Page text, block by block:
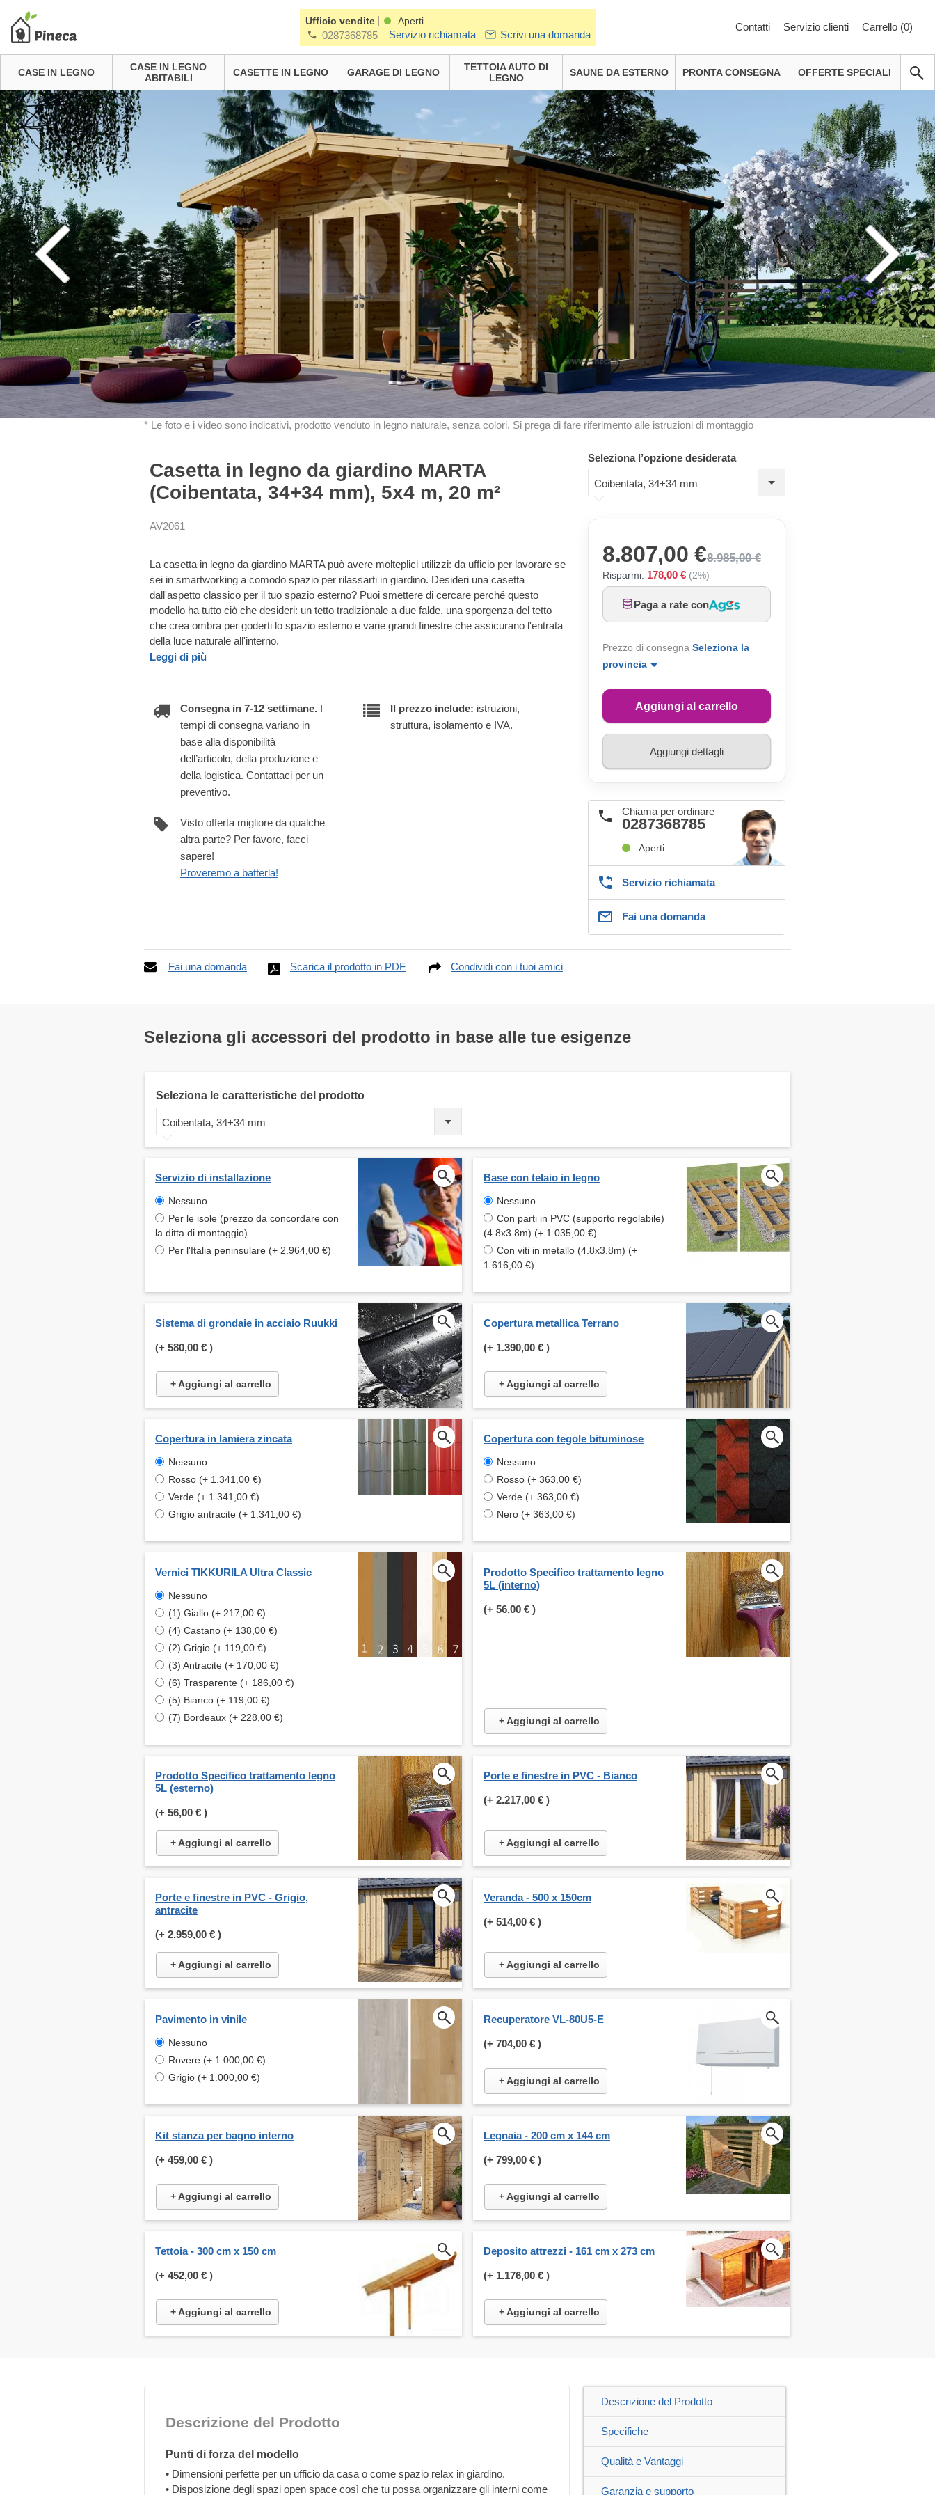
Ufficio vendite Aperti
0287368785 Servizio richiamata Scrivi una domanda
Contatti Servizio clienti Carrello (0)
CASE IN LEGNO
CASE IN LEGNO
ABITABILI
CASETTE IN LEGNO GARAGE DI LEGNO
TETTOIA AUTO DI
LEGNO
SAUNE DA ESTERNO PRONTA CONSEGNA OFFERTE SPECIALI
* Le foto e i video sono indicativi, prodotto venduto in legno naturale, senza colori. Si prega di fare riferimento alle istruzioni di montaggio
Casetta in legno da giardino MARTA
(Coibentata, 34+34 mm), 5x4 m, 20 m²
AV2061
La casetta in legno da giardino MARTA può avere molteplici utilizzi: da ufficio per lavorare se
sei in smartworking a comodo spazio per rilassarti in giardino. Desideri una casetta
dall'aspetto classico per il tuo spazio esterno? Puoi smettere di cercare perché questo
modello ha tutto ciò che desideri: un tetto tradizionale a due falde, una sporgenza del tetto
che crea ombra per goderti lo spazio esterno e varie grandi finestre che assicurano l'entrata
della luce naturale all'interno.
Leggi di più
Consegna in 7-12 settimane. I
tempi di consegna variano in
base alla disponibilità
dell’articolo, della produzione e
della logistica. Contattaci per un
preventivo.
Il prezzo include: istruzioni,
struttura, isolamento e IVA.
Visto offerta migliore da qualche
altra parte? Per favore, facci
sapere!
Proveremo a batterla!
Seleziona l’opzione desiderata
Coibentata, 34+34 mm
8.807,00 €8.985,00 €
Risparmi: 178,00 € (2%)
Paga a rate con
Prezzo di consegna Seleziona la
provincia
Aggiungi al carrello
Aggiungi dettagli
Chiama per ordinare
0287368785
Aperti
Servizio richiamata
Fai una domanda
Fai una domanda Scarica il prodotto in PDF Condividi con i tuoi amici
Seleziona gli accessori del prodotto in base alle tue esigenze
Seleziona le caratteristiche del prodotto
Coibentata, 34+34 mm
Servizio di installazione
Nessuno
Per le isole (prezzo da concordare con
la ditta di montaggio)
Per l'Italia peninsulare (+ 2.964,00 €)
Base con telaio in legno
Nessuno
Con parti in PVC (supporto regolabile)
(4.8x3.8m) (+ 1.035,00 €)
Con viti in metallo (4.8x3.8m) (+
1.616,00 €)
Sistema di grondaie in acciaio Ruukki
(+ 580,00 € )
+ Aggiungi al carrello
Copertura metallica Terrano
(+ 1.390,00 € )
+ Aggiungi al carrello
Copertura in lamiera zincata
Nessuno
Rosso (+ 1.341,00 €)
Verde (+ 1.341,00 €)
Grigio antracite (+ 1.341,00 €)
Copertura con tegole bituminose
Nessuno
Rosso (+ 363,00 €)
Verde (+ 363,00 €)
Nero (+ 363,00 €)
Vernici TIKKURILA Ultra Classic
Nessuno
(1) Giallo (+ 217,00 €)
(4) Castano (+ 138,00 €)
(2) Grigio (+ 119,00 €)
(3) Antracite (+ 170,00 €)
(6) Trasparente (+ 186,00 €)
(5) Bianco (+ 119,00 €)
(7) Bordeaux (+ 228,00 €)
Prodotto Specifico trattamento legno
5L (interno)
(+ 56,00 € )
+ Aggiungi al carrello
Prodotto Specifico trattamento legno
5L (esterno)
(+ 56,00 € )
+ Aggiungi al carrello
Porte e finestre in PVC - Bianco
(+ 2.217,00 € )
+ Aggiungi al carrello
Porte e finestre in PVC - Grigio,
antracite
(+ 2.959,00 € )
+ Aggiungi al carrello
Veranda - 500 x 150cm
(+ 514,00 € )
+ Aggiungi al carrello
Pavimento in vinile
Nessuno
Rovere (+ 1.000,00 €)
Grigio (+ 1.000,00 €)
Recuperatore VL-80U5-E
(+ 704,00 € )
+ Aggiungi al carrello
Kit stanza per bagno interno
(+ 459,00 € )
+ Aggiungi al carrello
Legnaia - 200 cm x 144 cm
(+ 799,00 € )
+ Aggiungi al carrello
Tettoia - 300 cm x 150 cm
(+ 452,00 € )
+ Aggiungi al carrello
Deposito attrezzi - 161 cm x 273 cm
(+ 1.176,00 € )
+ Aggiungi al carrello
Descrizione del Prodotto
Punti di forza del modello
• Dimensioni perfette per un ufficio da casa o come spazio relax in giardino.
• Disposizione degli spazi open space così che tu possa organizzare gli interni come
Descrizione del Prodotto
Specifiche
Qualità e Vantaggi
Garanzia e supporto